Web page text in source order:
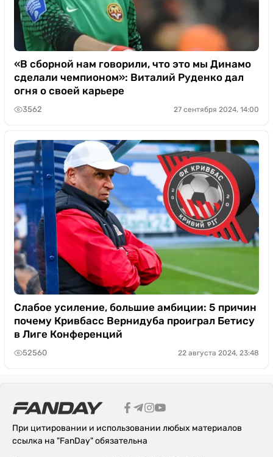
«В сборной нам говорили, что это мы Динамо
сделали чемпионом»: Виталий Руденко дал
огня о своей карьере
3562 27 сентября 2024, 14:00
Слабое усиление, большие амбиции: 5 причин
почему Кривбасс Вернидуба проиграл Бетису
в Лиге Конференций
52560 22 августа 2024, 23:48
При цитировании и использовании любых материалов
ссылка на "FanDay" обязательна